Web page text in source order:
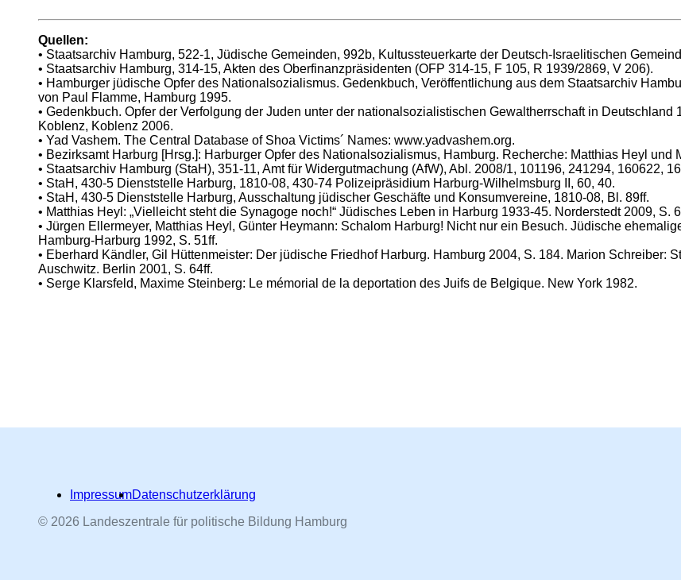
Quellen:
• Staatsarchiv Hamburg, 522-1, Jüdische Gemeinden, 992b, Kultussteuerkarte der Deutsch-Israelitischen
• Staatsarchiv Hamburg, 314-15, Akten des Oberfinanzpräsidenten (OFP 314-15, F 105, R 1939/2869, V 206).
• Hamburger jüdische Opfer des Nationalsozialismus. Gedenkbuch, Veröffentlichung aus dem Staatsarchiv
von Paul Flamme, Hamburg 1995.
• Gedenkbuch. Opfer der Verfolgung der Juden unter der nationalsozialistischen Gewaltherrschaft in
Koblenz, Koblenz 2006.
• Yad Vashem. The Central Database of Shoa Victims´ Names: www.yadvashem.org.
• Bezirksamt Harburg [Hrsg.]: Harburger Opfer des Nationalsozialismus, Hamburg. Recherche: Matthias Heyl und
• Staatsarchiv Hamburg (StaH), 351-11, Amt für Widergutmachung (AfW), Abl. 2008/1, 101196, 241294, 160622,
• StaH, 430-5 Dienststelle Harburg, 1810-08, 430-74 Polizeipräsidium Harburg-Wilhelmsburg II, 60, 40.
• StaH, 430-5 Dienststelle Harburg, Ausschaltung jüdischer Geschäfte und Konsumvereine, 1810-08, Bl. 89ff.
• Matthias Heyl: „Vielleicht steht die Synagoge noch!“ Jüdisches Leben in Harburg 1933-45. Norderstedt 2009, S.
• Jürgen Ellermeyer, Matthias Heyl, Günter Heymann: Schalom Harburg! Nicht nur ein Besuch. Jüdische
Hamburg-Harburg 1992, S. 51ff.
• Eberhard Kändler, Gil Hüttenmeister: Der jüdische Friedhof Harburg. Hamburg 2004, S. 184. Marion Schreiber:
Auschwitz. Berlin 2001, S. 64ff.
• Serge Klarsfeld, Maxime Steinberg: Le mémorial de la deportation des Juifs de Belgique. New York 1982.
ImpressumDatenschutzerklärung
© 2026 Landeszentrale für politische Bildung Hamburg